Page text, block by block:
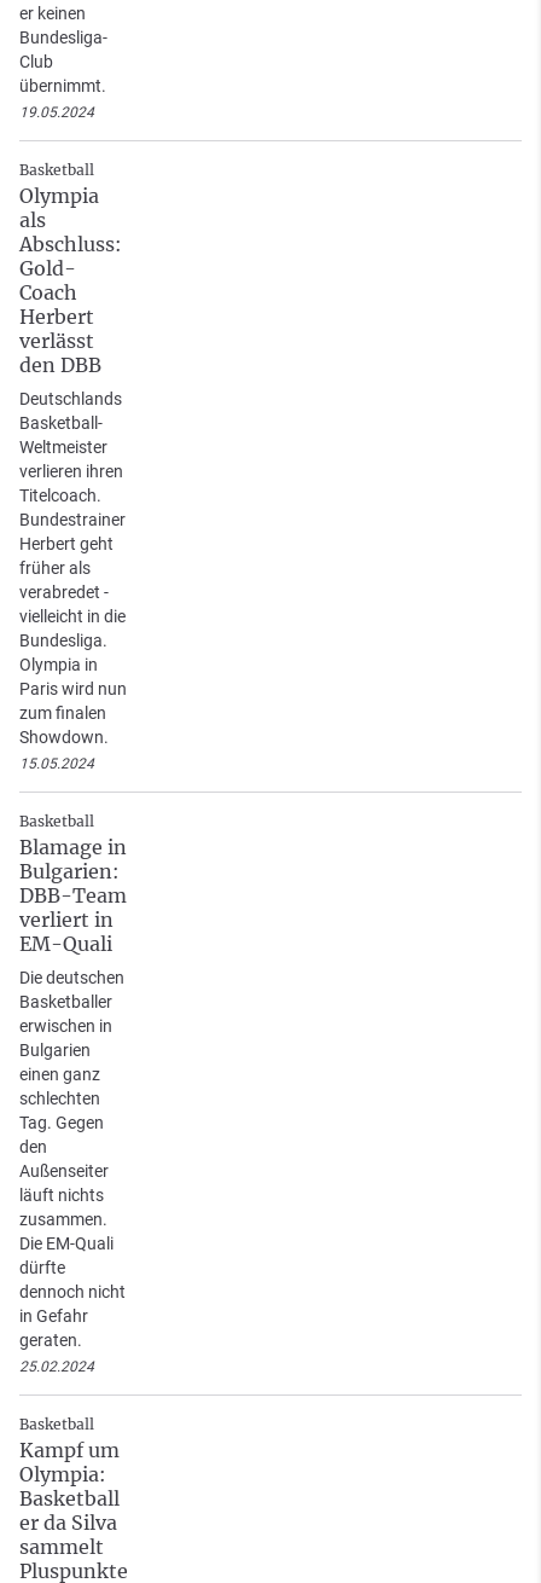
er keinen
Bundesliga-
Club
übernimmt.
19.05.2024
Basketball
Olympia
als
Abschluss:
Gold-
Coach
Herbert
verlässt
den DBB
Deutschlands
Basketball-
Weltmeister
verlieren ihren
Titelcoach.
Bundestrainer
Herbert geht
früher als
verabredet -
vielleicht in die
Bundesliga.
Olympia in
Paris wird nun
zum finalen
Showdown.
15.05.2024
Basketball
Blamage in
Bulgarien:
DBB-Team
verliert in
EM-Quali
Die deutschen
Basketballer
erwischen in
Bulgarien
einen ganz
schlechten
Tag. Gegen
den
Außenseiter
läuft nichts
zusammen.
Die EM-Quali
dürfte
dennoch nicht
in Gefahr
geraten.
25.02.2024
Basketball
Kampf um
Olympia:
Basketball
er da Silva
sammelt
Pluspunkte